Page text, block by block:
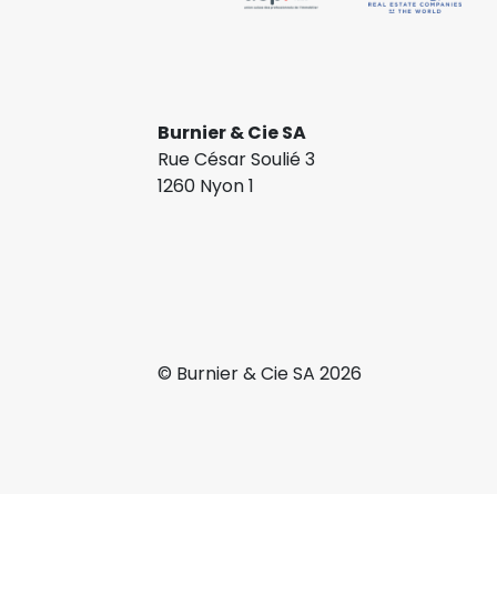
Burnier & Cie SA
Rue César Soulié 3
1260 Nyon 1
© Burnier & Cie SA 2026